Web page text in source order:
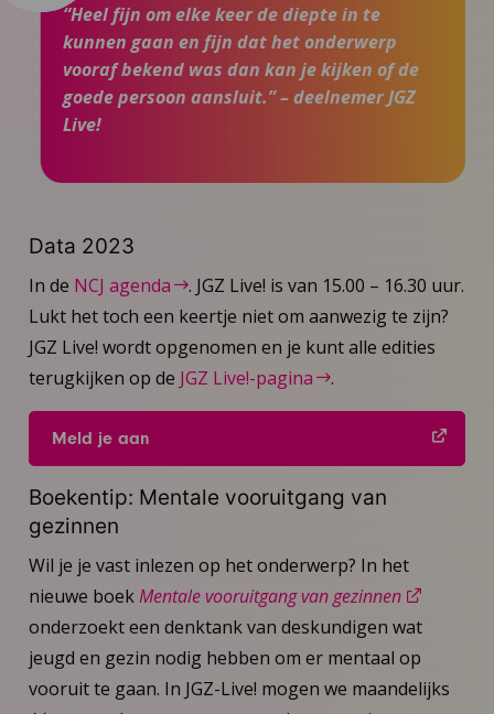
“Heel fijn om elke keer de diepte in te
kunnen gaan en fijn dat het onderwerp
vooraf bekend was dan kan je kijken of de
goede persoon aansluit.” – deelnemer JGZ
Live!
Data 2023
In de NCJ agenda
. JGZ Live! is van 15.00 – 16.30 uur.
Lukt het toch een keertje niet om aanwezig te zijn?
JGZ Live! wordt opgenomen en je kunt alle edities
terugkijken op de JGZ Live!-pagina .
Meld je aan
Boekentip: Mentale vooruitgang van
gezinnen
Wil je je vast inlezen op het onderwerp? In het
nieuwe boekMentale vooruitgang van gezinnen
onderzoekt een denktank van deskundigen wat
jeugd en gezin nodig hebben om er mentaal op
vooruit te gaan. In JGZ-Live! mogen we maandelijks